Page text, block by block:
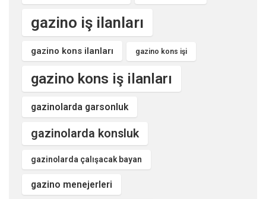
gazino iş ilanları
gazino kons ilanları gazino kons işi
gazino kons iş ilanları
gazinolarda garsonluk
gazinolarda konsluk
gazinolarda çalışacak bayan
gazino menejerleri